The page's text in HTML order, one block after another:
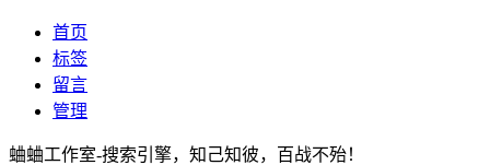
首页
标签
留言
管理
蛐蛐工作室-搜索引擎，知己知彼，百战不殆！